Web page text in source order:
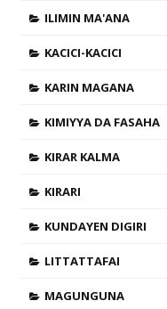
ILIMIN MA'ANA
KACICI-KACICI
KARIN MAGANA
KIMIYYA DA FASAHA
KIRAR KALMA
KIRARI
KUNDAYEN DIGIRI
LITTATTAFAI
MAGUNGUNA